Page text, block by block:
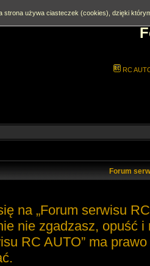
RC
Forum
na „Forum serwisu
nie zgadzasz, opuść i
RC AUTO” ma
strona używa ciasteczek (cookies), dzięki